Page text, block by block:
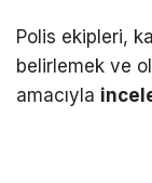
Polis ekipleri,
belirlemek ve
amacıyla